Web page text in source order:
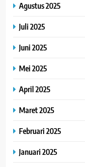
Agustus 2025
Juli 2025
Juni 2025
Mei 2025
April 2025
Maret 2025
Februari 2025
Januari 2025